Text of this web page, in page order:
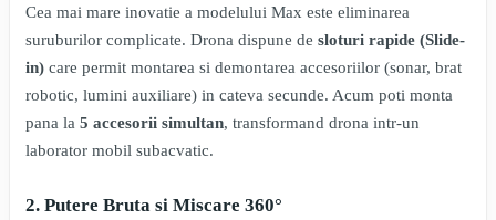
Cea mai mare inovatie a modelului Max este eliminarea
suruburilor complicate. Drona dispune de sloturi rapide (Slide-
in) care permit montarea si demontarea accesoriilor (sonar, brat
robotic, lumini auxiliare) in cateva secunde. Acum poti monta
pana la 5 accesorii simultan, transformand drona intr-un
laborator mobil subacvatic.
2. Putere Bruta si Miscare 360°